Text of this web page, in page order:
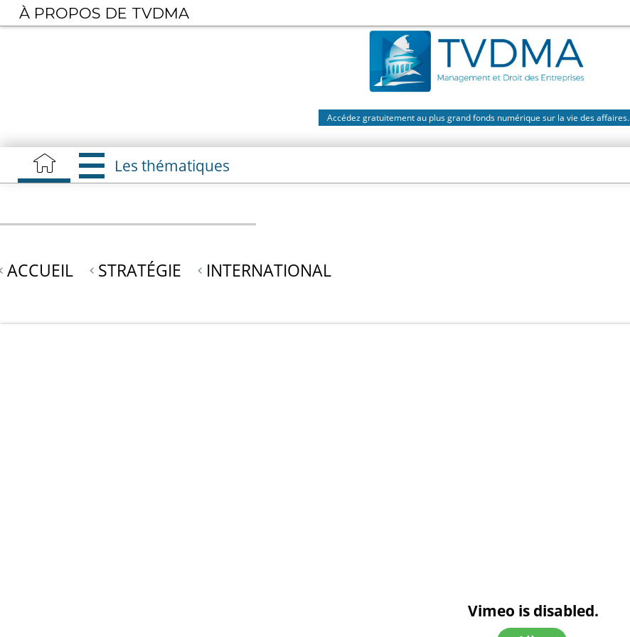
Aller
au
Accédez gratuitement au plus grand fonds numérique sur la vie des affaires.
Les thématiques
ACCUEIL STRATÉGIE INTERNATIONAL
Vimeo is disabled.
À PROPOS DE TVDMA